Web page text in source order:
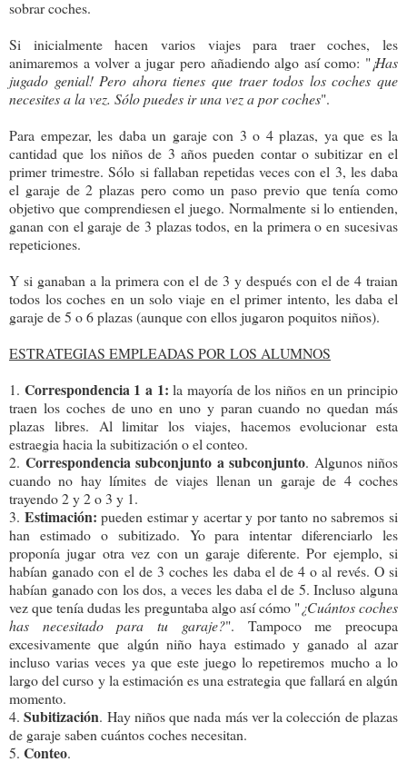
sobrar coches.
Si inicialmente hacen varios viajes para traer coches, les
animaremos a volver a jugar pero añadiendo algo así como: "¡Has
jugado genial! Pero ahora tienes que traer todos los coches que
necesites a la vez. Sólo puedes ir una vez a por coches".
Para empezar, les daba un garaje con 3 o 4 plazas, ya que es la
cantidad que los niños de 3 años pueden contar o subitizar en el
primer trimestre. Sólo si fallaban repetidas veces con el 3, les daba
el garaje de 2 plazas pero como un paso previo que tenía como
objetivo que comprendiesen el juego. Normalmente si lo entienden,
ganan con el garaje de 3 plazas todos, en la primera o en sucesivas
repeticiones.
Y si ganaban a la primera con el de 3 y después con el de 4 traian
todos los coches en un solo viaje en el primer intento, les daba el
garaje de 5 o 6 plazas (aunque con ellos jugaron poquitos niños).
ESTRATEGIAS EMPLEADAS POR LOS ALUMNOS
1. Correspondencia 1 a 1: la mayoría de los niños en un principio
traen los coches de uno en uno y paran cuando no quedan más
plazas libres. Al limitar los viajes, hacemos evolucionar esta
estraegia hacia la subitización o el conteo.
2. Correspondencia subconjunto a subconjunto. Algunos niños
cuando no hay límites de viajes llenan un garaje de 4 coches
trayendo 2 y 2 o 3 y 1.
3. Estimación: pueden estimar y acertar y por tanto no sabremos si
han estimado o subitizado. Yo para intentar diferenciarlo les
proponía jugar otra vez con un garaje diferente. Por ejemplo, si
habían ganado con el de 3 coches les daba el de 4 o al revés. O si
habían ganado con los dos, a veces les daba el de 5. Incluso alguna
vez que tenía dudas les preguntaba algo así cómo "¿Cuántos coches
has necesitado para tu garaje?". Tampoco me preocupa
excesivamente que algún niño haya estimado y ganado al azar
incluso varias veces ya que este juego lo repetiremos mucho a lo
largo del curso y la estimación es una estrategia que fallará en algún
momento.
4.Subitización. Hay niños que nada más ver la colección de plazas
de garaje saben cuántos coches necesitan.
5. Conteo.